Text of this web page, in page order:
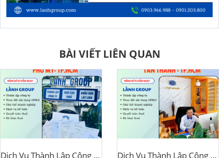
BÀI VIẾT LIÊN QUAN
Dịch Vụ Thành Lập Công Ty Tại Phường Phú Mỹ, TP.HCM – Gía Rẻ, Nhanh, Chuẩn Pháp Lý Do Lành Group Cung Cấp Dịch Vụ Thành Lập Công Ty Tại Phường Tân Thành, TP.HCM – Lành Group Vũng Tàu Hỗ Trợ Trọn Gói, Tận Nơi